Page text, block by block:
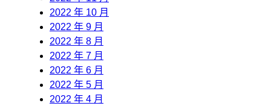
2022 年 10 月
2022 年 9 月
2022 年 8 月
2022 年 7 月
2022 年 6 月
2022 年 5 月
2022 年 4 月